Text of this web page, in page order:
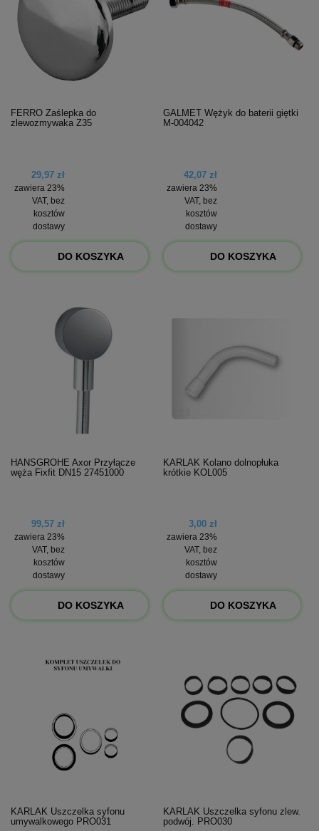
FERRO Zaślepka do
zlewozmywaka Z35
29,97 zł
zawiera 23%
VAT, bez
kosztów
dostawy
DO KOSZYKA
GALMET Wężyk do baterii giętki
M-004042
42,07 zł
zawiera 23%
VAT, bez
kosztów
dostawy
DO KOSZYKA
HANSGROHE Axor Przyłącze
węża Fixfit DN15 27451000
99,57 zł
zawiera 23%
VAT, bez
kosztów
dostawy
DO KOSZYKA
KARLAK Kolano dolnopłuka
krótkie KOL005
3,00 zł
zawiera 23%
VAT, bez
kosztów
dostawy
DO KOSZYKA
KARLAK Uszczelka syfonu
umywalkowego PRO031
KARLAK Uszczelka syfonu zlew.
podwój. PRO030